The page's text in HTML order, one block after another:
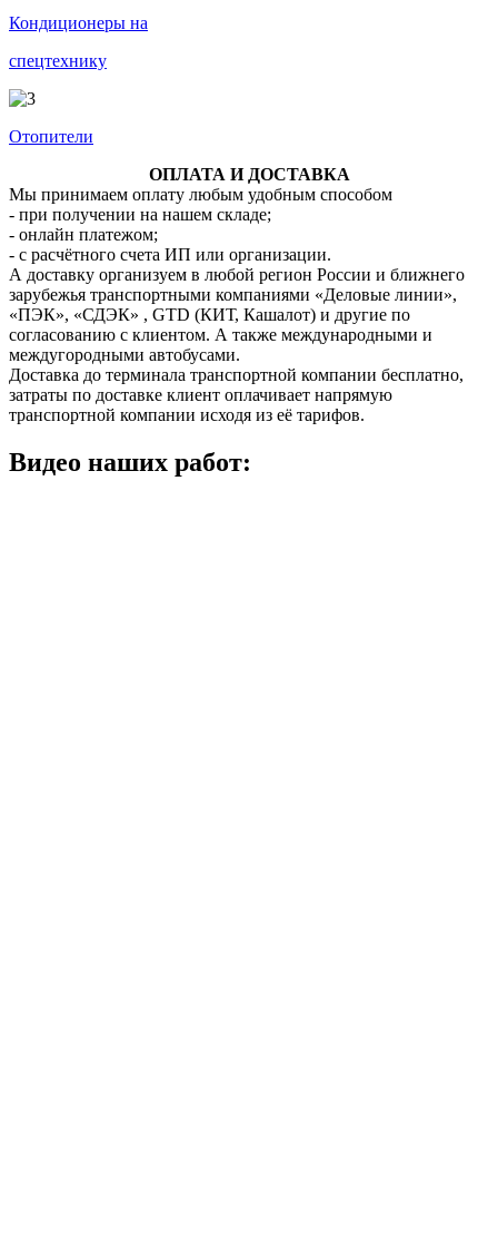
Кондиционеры на
спецтехнику
Отопители
ОПЛАТА И ДОСТАВКА
Мы принимаем оплату любым удобным способом
- при получении на нашем складе;
- онлайн платежом;
- с расчётного счета ИП или организации.
А доставку организуем в любой регион России и ближнего
зарубежья транспортными компаниями «Деловые линии»,
«ПЭК», «СДЭК» , GTD (КИТ, Кашалот) и другие по
согласованию с клиентом. А также международными и
междугородными автобусами.
Доставка до терминала транспортной компании бесплатно,
затраты по доставке клиент оплачивает напрямую
транспортной компании исходя из её тарифов.
Видео наших работ: